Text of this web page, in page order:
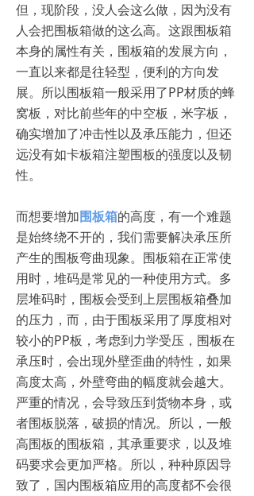
但，现阶段，没人会这么做，因为没有
人会把围板箱做的这么高。这跟围板箱
本身的属性有关，围板箱的发展方向，
一直以来都是往轻型，便利的方向发
展。所以围板箱一般采用了PP材质的蜂
窝板，对比前些年的中空板，米字板，
确实增加了冲击性以及承压能力，但还
远没有如卡板箱注塑围板的强度以及韧
性。
而想要增加围板箱的高度，有一个难题
是始终绕不开的，我们需要解决承压所
产生的围板弯曲现象。围板箱在正常使
用时，堆码是常见的一种使用方式。多
层堆码时，围板会受到上层围板箱叠加
的压力，而，由于围板采用了厚度相对
较小的PP板，考虑到力学受压，围板在
承压时，会出现外壁歪曲的特性，如果
高度太高，外壁弯曲的幅度就会越大。
严重的情况，会导致压到货物本身，或
者围板脱落，破损的情况。所以，一般
高围板的围板箱，其承重要求，以及堆
码要求会更加严格。所以，种种原因导
致了，国内围板箱应用的高度都不会很